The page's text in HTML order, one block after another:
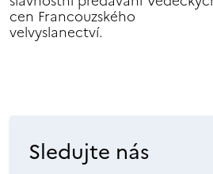
cen Francouzského
velvyslanectví.
Sledujte nás